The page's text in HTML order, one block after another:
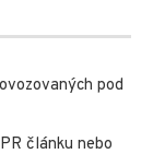
pod
článku nebo